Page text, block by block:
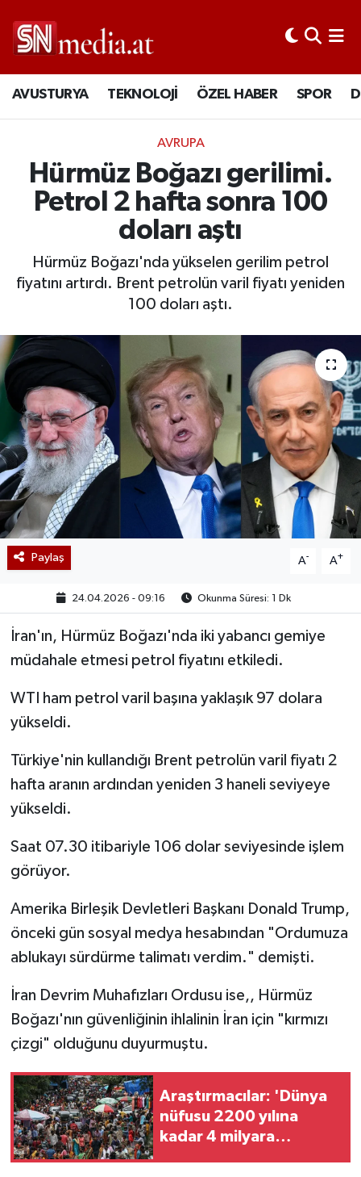
AVUSTURYA TEKNOLOJİ ÖZEL HABER SPOR
AVRUPA
Hürmüz Boğazı gerilimi.
Petrol 2 hafta sonra 100
doları aştı
Hürmüz Boğazı'nda yükselen gerilim petrol
fiyatını artırdı. Brent petrolün varil fiyatı yeniden
100 doları aştı.
Paylaş A- A+
24.04.2026 - 09:16 Okunma Süresi: 1 Dk
İran'ın, Hürmüz Boğazı'nda iki yabancı gemiye
müdahale etmesi petrol fiyatını etkiledi.
WTI ham petrol varil başına yaklaşık 97 dolara
yükseldi.
Türkiye'nin kullandığı Brent petrolün varil fiyatı 2
hafta aranın ardından yeniden 3 haneli seviyeye
yükseldi.
Saat 07.30 itibariyle 106 dolar seviyesinde işlem
görüyor.
Amerika Birleşik Devletleri Başkanı Donald Trump,
önceki gün sosyal medya hesabından "Ordumuza
ablukayı sürdürme talimatı verdim." demişti.
İran Devrim Muhafızları Ordusu ise,, Hürmüz
Boğazı'nın güvenliğinin ihlalinin İran için "kırmızı
çizgi" olduğunu duyurmuştu.
Araştırmacılar: 'Dünya
nüfusu 2200 yılına
kadar 4 milyara